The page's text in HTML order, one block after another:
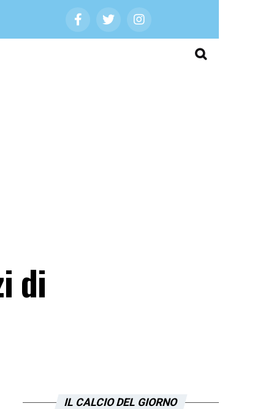
di
IL CALCIO DEL GIORNO